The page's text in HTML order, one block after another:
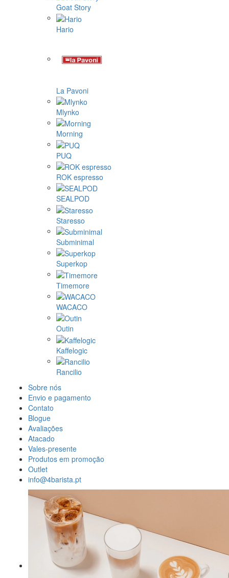
Goat Story
Hario
La Pavoni
Mlynko
Morning
PUQ
ROK espresso
SEALPOD
Staresso
Subminimal
Superkop
Timemore
WACACO
Outin
Kaffelogic
Rancilio
Sobre nós
Envio e pagamento
Contato
Blogue
Avaliações
Atacado
Vales-presente
Produtos em promoção
Outlet
info@4barista.pt